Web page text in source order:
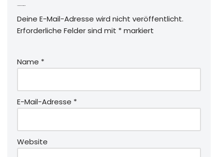
Deine E-Mail-Adresse wird nicht veröffentlicht.
Erforderliche Felder sind mit *markiert
Name *
E-Mail-Adresse *
Website